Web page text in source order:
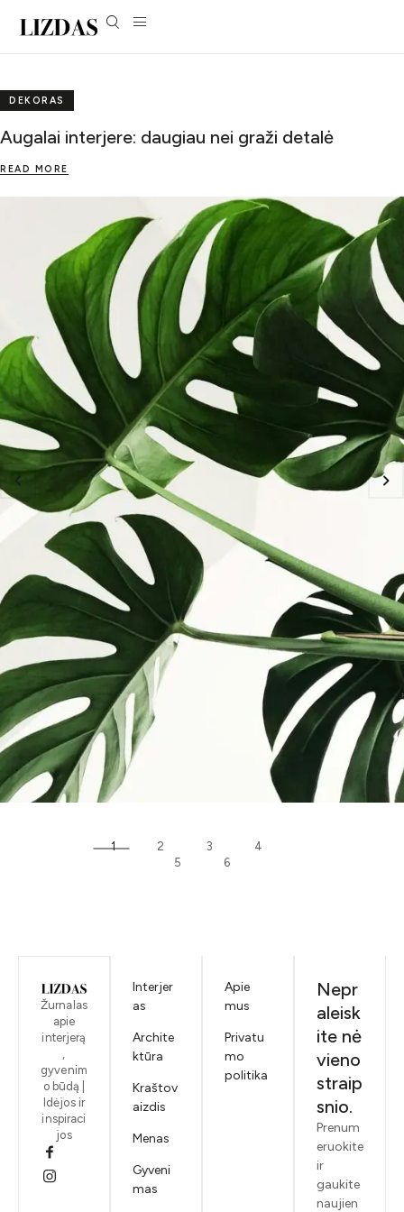
DEKORAS
Augalai interjere: daugiau nei graži detalė
READ MORE
1 2 3
4
5
6
Žurnalas
apie
interjerą
gyvenim
o būdą |
Idėjos ir
inspiraci
jos
Interjer
as
Archite
ktūra
Kraštov
aizdis
Menas
Gyveni
mas
Apie
mus
Privatu
mo
politika
Nepr
aleisk
ite nė
vieno
straip
snio.
Prenum
eruokite
ir
gaukite
naujien